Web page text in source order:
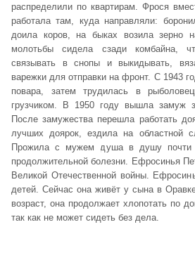
распределили по квартирам. Фрося
работала там, куда направляли:
доила коров, на быках возила зерно
молотьбы сидела сзади комбайна,
связывать в снопы и выкидывать,
варежки для отправки на фронт. С 1943
повара, затем трудилась в
грузчиком. В 1950 году вышла замуж
После замужества перешла работать
лучших доярок, ездила на областной
Прожила с мужем душа в душу почти
продолжительной болезни. Ефросинья
Великой Отечественной войны.
детей. Сейчас она живёт у сына в
возраст, она продолжает хлопотать по
так как не может сидеть без дела.